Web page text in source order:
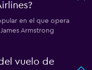
en el que opera
Armstrong
vuelo de